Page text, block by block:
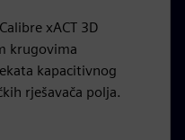
xACT 3D
krugovima
kapacitivnog
rješavača polja.